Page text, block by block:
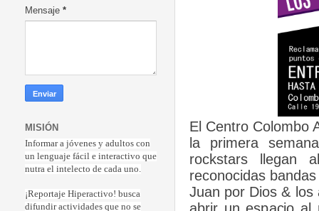
El Centro Colombo
la primera
rockstars llegan
reconocidas
Juan por Dios & los
Mensaje *
MISIÓN
Informar a jóvenes y adultos con
un lenguaje fácil e interactivo que
nutra el intelecto de cada uno.
¡Reportaje Hiperactivo! busca
difundir actividades que no se